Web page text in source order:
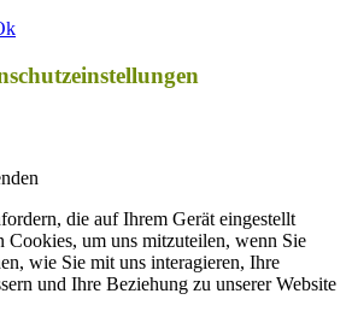
die auf Ihrem Gerät eingestellt
Cookies, um uns mitzuteilen, wenn Sie
wie Sie mit uns interagieren, Ihre
und Ihre Beziehung zu unserer Website